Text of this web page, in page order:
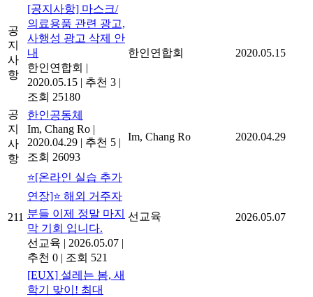
공
지
사
항
[공지사항] 마스크/
의료용품 관련 광고,
사행성 광고 삭제 안
내
한인연합회 |
2020.05.15 | 추천 3 |
조회 25180
한인연합회 2020.05.15
공
지
사
항
한인공동체
Im, Chang Ro |
2020.04.29 | 추천 5 |
조회 26093
Im, Chang Ro 2020.04.29
211
⭐[온라인 실습 추가
연장]⭐ 해외 거주자
분들 이제 정말 마지
막 기회 입니다.
선교육 | 2026.05.07 |
추천 0 | 조회 521
선교육 2026.05.07
[EUX] 설레는 봄, 새
학기 맞이! 최대